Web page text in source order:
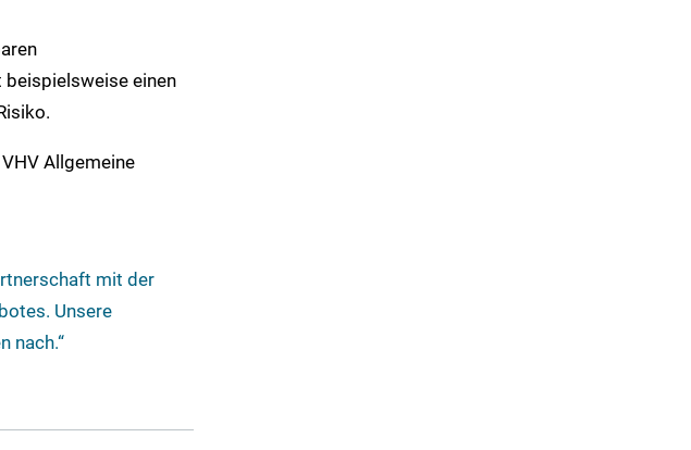
beispielsweise einen
Allgemeine
mit der
Unsere
nach.“